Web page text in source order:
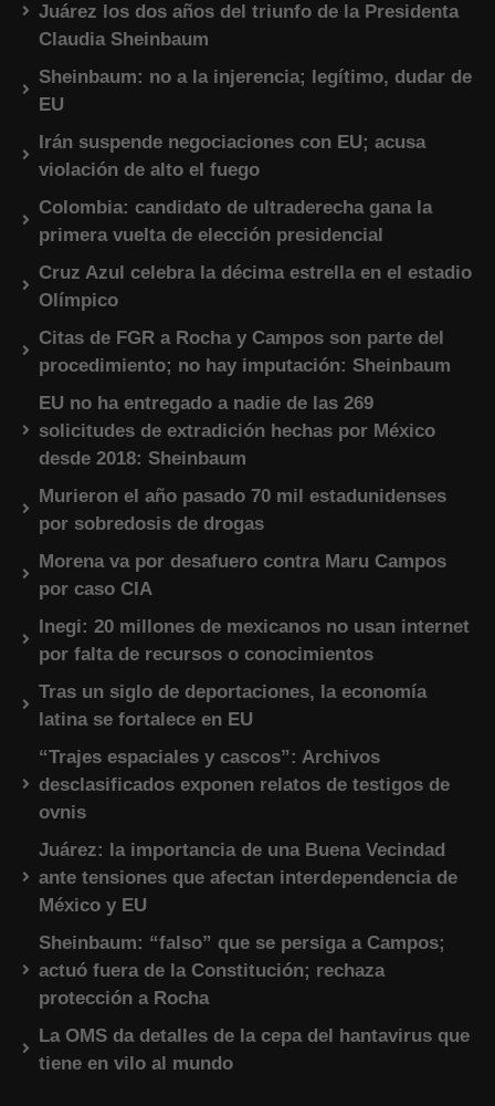
Juárez los dos años del triunfo de la Presidenta
Claudia Sheinbaum
Sheinbaum: no a la injerencia; legítimo, dudar de
EU
Irán suspende negociaciones con EU; acusa
violación de alto el fuego
Colombia: candidato de ultraderecha gana la
primera vuelta de elección presidencial
Cruz Azul celebra la décima estrella en el estadio
Olímpico
Citas de FGR a Rocha y Campos son parte del
procedimiento; no hay imputación: Sheinbaum
EU no ha entregado a nadie de las 269
solicitudes de extradición hechas por México
desde 2018: Sheinbaum
Murieron el año pasado 70 mil estadunidenses
por sobredosis de drogas
Morena va por desafuero contra Maru Campos
por caso CIA
Inegi: 20 millones de mexicanos no usan internet
por falta de recursos o conocimientos
Tras un siglo de deportaciones, la economía
latina se fortalece en EU
“Trajes espaciales y cascos”: Archivos
desclasificados exponen relatos de testigos de
ovnis
Juárez: la importancia de una Buena Vecindad
ante tensiones que afectan interdependencia de
México y EU
Sheinbaum: “falso” que se persiga a Campos;
actuó fuera de la Constitución; rechaza
protección a Rocha
La OMS da detalles de la cepa del hantavirus que
tiene en vilo al mundo